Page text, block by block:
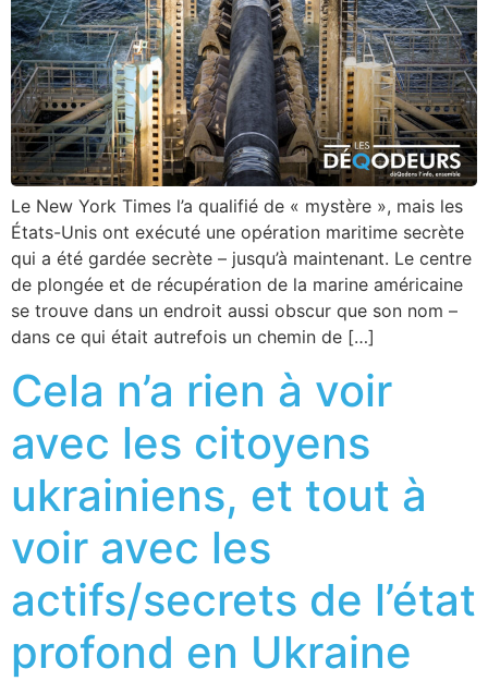
Le New York Times l’a qualifié de « mystère », mais les
États-Unis ont exécuté une opération maritime secrète
qui a été gardée secrète – jusqu’à maintenant. Le centre
de plongée et de récupération de la marine américaine
se trouve dans un endroit aussi obscur que son nom –
dans ce qui était autrefois un chemin de […]
Cela n’a rien à voir
avec les citoyens
ukrainiens, et tout à
voir avec les
actifs/secrets de l’état
profond en Ukraine